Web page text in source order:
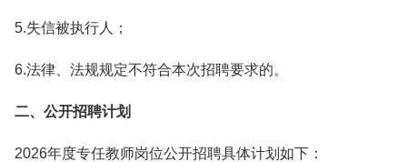
5.失信被执行人；
6.法律、法规规定不符合本次招聘要求的。
二、公开招聘计划
2026年度专任教师岗位公开招聘具体计划如下：